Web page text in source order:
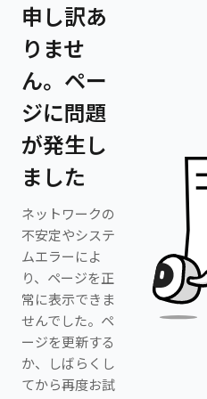
申し訳あ
りませ
ん。ペー
ジに問題
が発生し
ました
ネットワークの
不安定やシステ
ムエラーによ
り、ページを正
常に表示できま
せんでした。ペ
ージを更新する
か、しばらくし
てから再度お試